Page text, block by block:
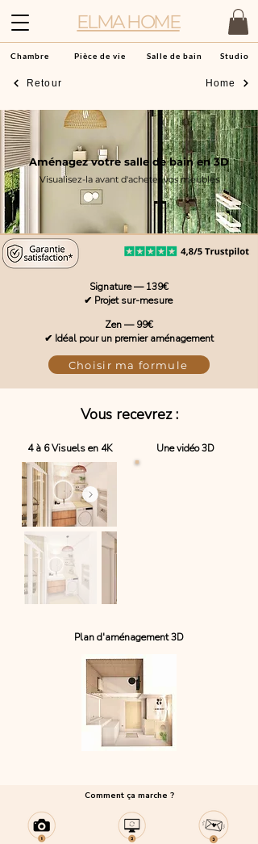
ELMA HOME
Chambre Pièce de vie Salle de bain Studio
Retour Home
Aménagez votre salle de bain en 3D
Visualisez-la avant d'acheter vos meubles
Signature — 139€
✔ Projet sur-mesure
Zen — 99€
✔ Idéal pour un premier aménagement
Choisir ma formule
Vous recevrez :
4 à 6 Visuels en 4K Une vidéo 3D
Plan d'aménagement 3D
Comment ça marche ?